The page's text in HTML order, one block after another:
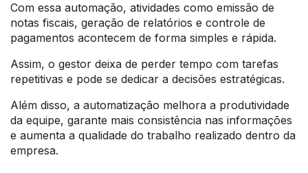
Com essa automação, atividades como emissão de
notas fiscais, geração de relatórios e controle de
pagamentos acontecem de forma simples e rápida.
Assim, o gestor deixa de perder tempo com tarefas
repetitivas e pode se dedicar a decisões estratégicas.
Além disso, a automatização melhora a produtividade
da equipe, garante mais consistência nas informações
e aumenta a qualidade do trabalho realizado dentro da
empresa.